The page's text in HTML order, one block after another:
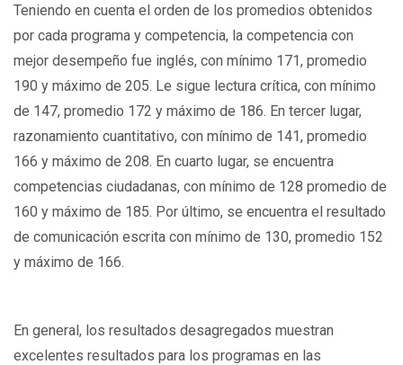
Teniendo en cuenta el orden de los promedios obtenidos
por cada programa y competencia, la competencia con
mejor desempeño fue inglés, con mínimo 171, promedio
190 y máximo de 205. Le sigue lectura crítica, con mínimo
de 147, promedio 172 y máximo de 186. En tercer lugar,
razonamiento cuantitativo, con mínimo de 141, promedio
166 y máximo de 208. En cuarto lugar, se encuentra
competencias ciudadanas, con mínimo de 128 promedio de
160 y máximo de 185. Por último, se encuentra el resultado
de comunicación escrita con mínimo de 130, promedio 152
y máximo de 166.
En general, los resultados desagregados muestran
excelentes resultados para los programas en las